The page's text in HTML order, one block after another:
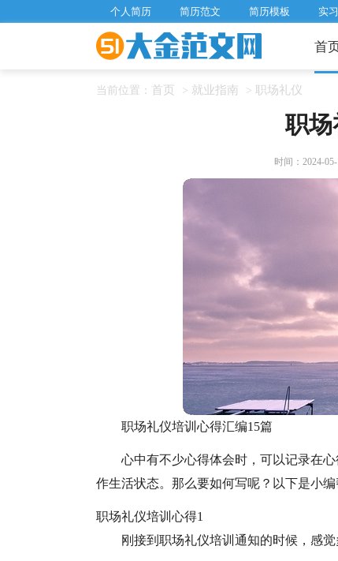
个人简历 简历范文 简历模板 实
首
当前位置： 首页 > 就业指南 > 职场礼仪
职
时间：2024-
职场礼仪培训心得汇编15篇
心中有不少心得体会时，可以记录在
作生活状态。那么要如何写呢？以下是小
职场礼仪培训心得1
刚接到职场礼仪培训通知的时候，感